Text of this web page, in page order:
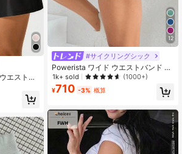
エストゴ
ーツシ
12
#サイクリングシック
Powerista ワイド ウエストバンド ス
ポーツ ショーツ ストレッチ ショー
ツ レディース スウェット ショート
ジム ショート バイク ショート
1k+ sold (1000+)
¥710 -3% 概算